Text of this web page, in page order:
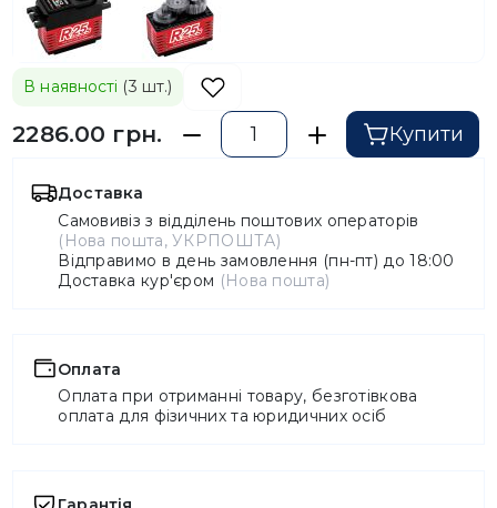
В наявності (3 шт.)
2286.00 грн. Купити
Доставка
Самовивіз з відділень поштових операторів
(Нова пошта, УКРПОШТА)
Відправимо в день замовлення (пн-пт) до 18:00
Доставка кур'єром (Нова пошта)
Оплата
Оплата при отриманні товару, безготівкова
оплата для фізичних та юридичних осіб